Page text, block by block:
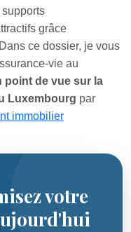
grâce
ce dossier, je vous
vie au
point de vue sur la
Luxembourg par
immobilier
votre